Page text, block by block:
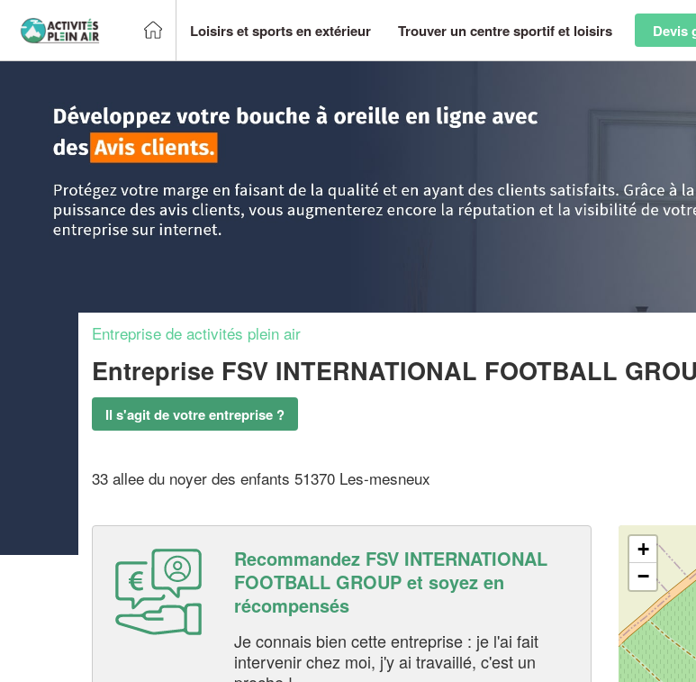
Loisirs et sports en extérieur Trouver un centre sportif et loisirs Devis
Entreprise de activités plein air
Entreprise FSV INTERNATIONAL FOOTBALL
Il s'agit de votre entreprise ?
33 allee du noyer des enfants 51370 Les-mesneux
Recommandez FSV INTERNATIONAL
FOOTBALL GROUP et soyez en
récompensés
Je connais bien cette entreprise : je l'ai fait
intervenir chez moi, j'y ai travaillé, c'est un
+
−